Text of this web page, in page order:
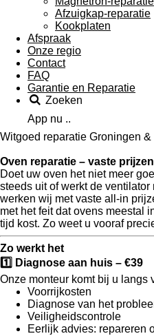
Afzuigkap-reparatie
Kookplaten
Afspraak
Onze regio
Contact
FAQ
Garantie en Reparatie
Zoeken
App nu ..
Witgoed reparatie Groningen
Oven reparatie – vaste
Doet uw oven het niet meer
steeds uit of werkt de
werken wij metvaste all‑in
met het feit dat ovens meestal
tijd kost. Zo weet u vooraf
Zo werkt het
1️⃣
Diagnose aan huis – €39
Onze monteur komt bij u langs
Voorrijkosten
Diagnose van het
Veiligheidscontrole
Eerlijk advies: repareren